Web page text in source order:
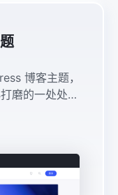
博客主题，
磨的一处处细
验。 ...